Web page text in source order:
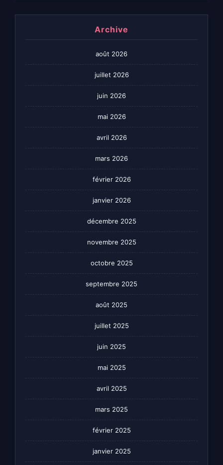
Archive
août 2026
juillet 2026
juin 2026
mai 2026
avril 2026
mars 2026
février 2026
janvier 2026
décembre 2025
novembre 2025
octobre 2025
septembre 2025
août 2025
juillet 2025
juin 2025
mai 2025
avril 2025
mars 2025
février 2025
janvier 2025